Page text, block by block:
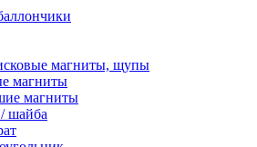
магниты, щупы
магниты
магниты
шайба